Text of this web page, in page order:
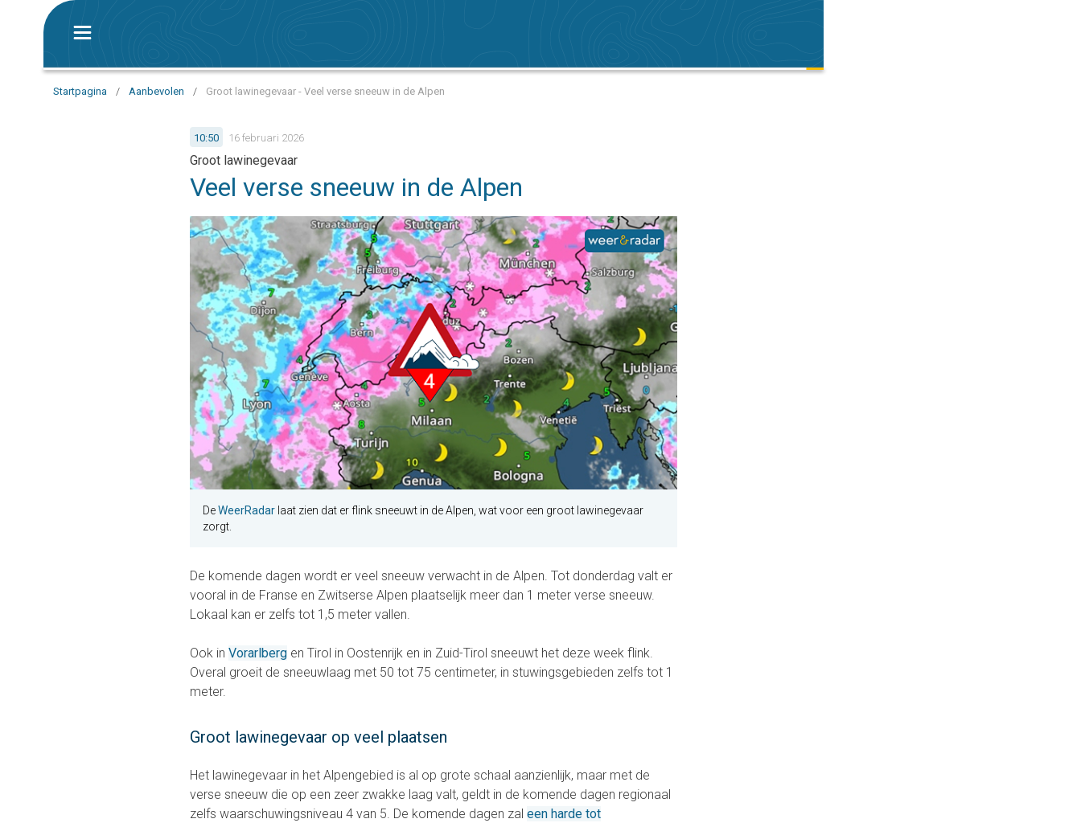
Startpagina / Aanbevolen / Groot lawinegevaar - Veel verse sneeuw in de Alpen
10:50 16 februari 2026
Groot lawinegevaar
Veel verse sneeuw in de Alpen
DeWeerRadar laat zien dat er flink sneeuwt in de Alpen, wat voor een groot lawinegevaar
zorgt.
De komende dagen wordt er veel sneeuw verwacht in de Alpen. Tot donderdag valt er
vooral in de Franse en Zwitserse Alpen plaatselijk meer dan 1 meter verse sneeuw.
Lokaal kan er zelfs tot 1,5 meter vallen.
Ook in Vorarlberg en Tirol in Oostenrijk en in Zuid-Tirol sneeuwt het deze week flink.
Overal groeit de sneeuwlaag met 50 tot 75 centimeter, in stuwingsgebieden zelfs tot 1
meter.
Groot lawinegevaar op veel plaatsen
Het lawinegevaar in het Alpengebied is al op grote schaal aanzienlijk, maar met de
verse sneeuw die op een zeer zwakke laag valt, geldt in de komende dagen regionaal
zelfs waarschuwingsniveau 4 van 5. De komende dagen zal een harde tot